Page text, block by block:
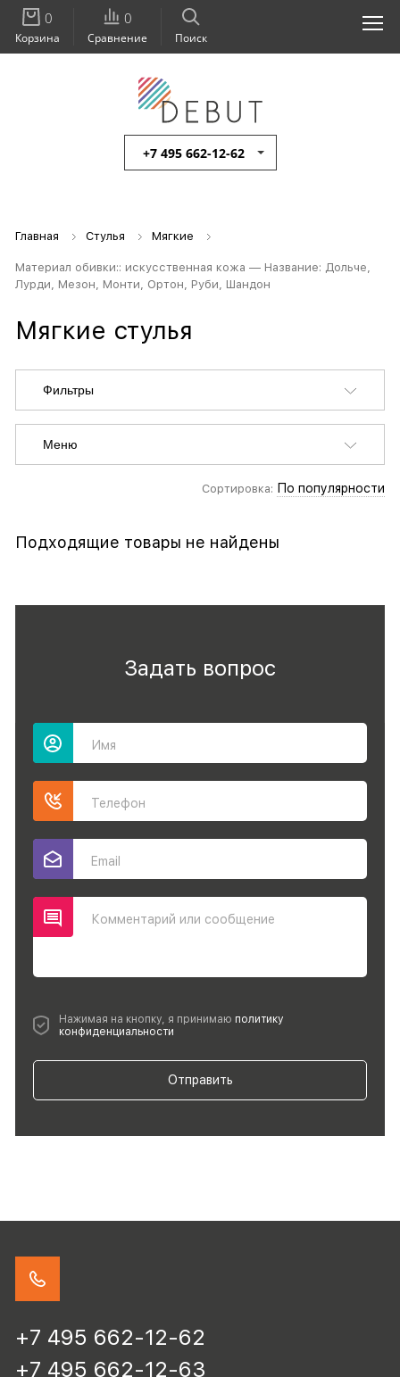
+7 495 662-12-62
Поиск
0
Сравнение
0
Корзина
Главная Стулья Мягкие
Материал обивки:: искусственная кожа — Название: Дольче,
Лурди, Мезон, Монти, Ортон, Руби, Шандон
Мягкие стулья
Фильтры
Меню
Сортировка: По популярности
Подходящие товары не найдены
Задать вопрос
Имя
Телефон
Email
Комментарий или сообщение
Нажимая на кнопку, я принимаю политику
конфиденциальности
Отправить
+7 495 662-12-62
+7 495 662-12-63